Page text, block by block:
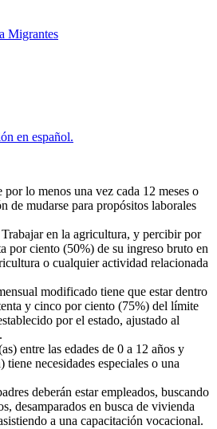
Migrantes
en español.
lo menos una vez cada 12 meses o
de mudarse para propósitos laborales
en la agricultura, y percibir por
por ciento (50%) de su ingreso bruto en
o cualquier actividad relacionada
modificado tiene que estar dentro
y cinco por ciento (75%) del límite
por el estado, ajustado al
entre las edades de 0 a 12 años y
tiene necesidades especiales o una
deberán estar empleados, buscando
desamparados en busca de vivienda
a una capacitación vocacional.